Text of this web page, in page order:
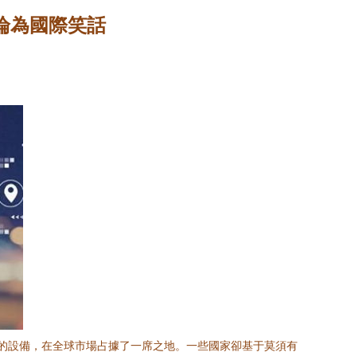
為國際笑話
備，在全球市場占據了一席之地。一些國家卻基于莫須有